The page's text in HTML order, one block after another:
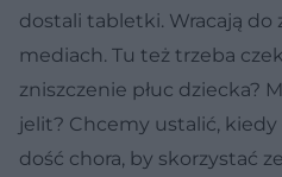
dostali tabletki. Wracają
mediach. Tu też trzeba
zniszczenie płuc dziecka?
jelit? Chcemy ustalić,
dość chora, by skorzystać